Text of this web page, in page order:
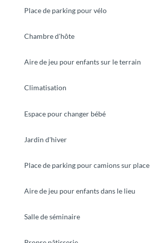
Place de parking pour vélo
Chambre d'hôte
Aire de jeu pour enfants sur le terrain
Climatisation
Espace pour changer bébé
Jardin d'hiver
Place de parking pour camions sur place
Aire de jeu pour enfants dans le lieu
Salle de séminaire